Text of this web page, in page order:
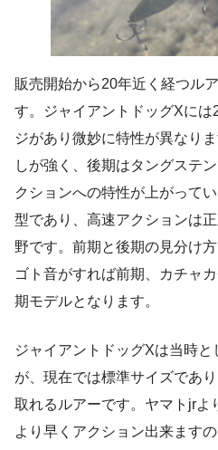
販売開始から20年近く経つル
す。ジャイアントドッグXに
ジがあり微妙に特性が異なり
しが強く、後期はタングステ
クションへの特性が上がって
型であり、高速アクションは
野です。前期と後期の見分け
ゴト音がすれば前期、カチャ
期モデルとなります。
ジャイアントドッグXは当時
が、現在では標準サイズであ
取れるルアーです。ヤマトjrよ
より早くアクション出来ます